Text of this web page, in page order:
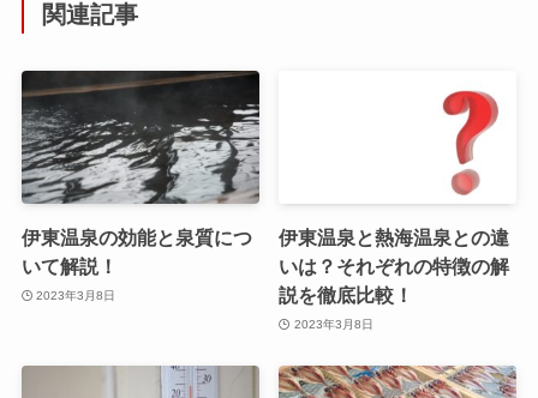
関連記事
伊東温泉の効能と泉質につ
いて解説！
2023年3月8日
伊東温泉と熱海温泉との違
いは？それぞれの特徴の解
説を徹底比較！
2023年3月8日